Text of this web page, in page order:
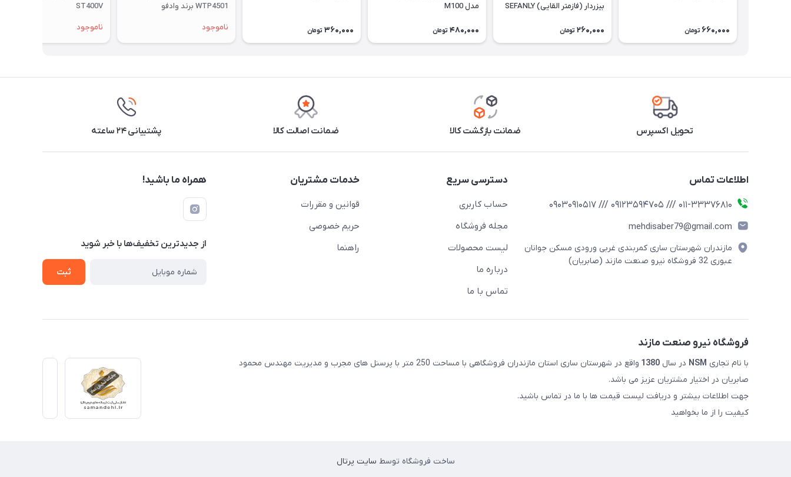
660,000 تومان
بیزردار (فازمتر القایی) SEFANLY
260,000 تومان
مدل M100
480,000 تومان 360,000 تومان
WTP4501 برند وادفو
ناموجود
ST400V
ناموجود
تحویل اکسپرس ضمانت بازگشت کالا ضمانت اصالت کالا پشتیبانی ۲۴ ساعته
اطلاعات تماس
011-33376810 /// 09123594705 /// 09030910517
mehdisaber79@gmail.com
مازندران شهرستان ساری کمربندی غربی ورودی مسکن جوانان
عبوری 32 فروشگاه نیرو صنعت مازند (صابریان)
دسترسی سریع
حساب کاربری
مجله فروشگاه
لیست محصولات
درباره ما
تماس با ما
خدمات مشتریان
قوانین و مقررات
حریم خصوصی
راهنما
همراه ما باشید!
از جدید‌ترین تخفیف‌ها با‌ خبر شوید
ثبت
فروشگاه نیرو صنعت مازند
با نام تجاری NSM در سال 1380
واقع در شهرستان ساری استان مازندران فروشگاهی با مساحت 250 متر با پرسنل های مجرب و مدیریت مهندس محمود
صابریان در اختیار مشتریان عزیز می باشد.
جهت اطلاعات بیشتر و دریافت لیست قیمت ها با ما در تماس باشید.
کیفیت را از ما بخواهید
ساخت فروشگاه توسط سایت پرتال